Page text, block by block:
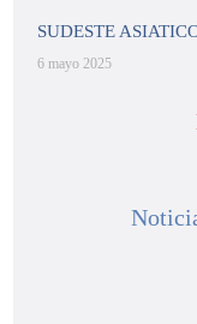
SUDESTE
6 mayo 2025